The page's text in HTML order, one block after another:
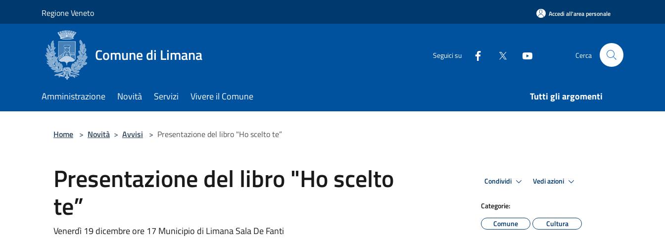
Regione Veneto Accedi all'area personale
Comune di Limana Seguici su Cerca
Amministrazione Novità Servizi Vivere il Comune Tutti gli argomenti
Home > Novità > Avvisi > Presentazione del libro "Ho scelto te”
Presentazione del libro "Ho scelto
te”
Venerdì 19 dicembre ore 17 Municipio di Limana Sala De Fanti
Condividi Vedi azioni
Categorie:
Comune
Cultura